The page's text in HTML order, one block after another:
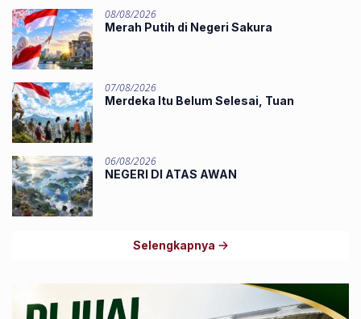
08/08/2026
Merah Putih di Negeri Sakura
07/08/2026
Merdeka Itu Belum Selesai, Tuan
06/08/2026
NEGERI DI ATAS AWAN
Selengkapnya